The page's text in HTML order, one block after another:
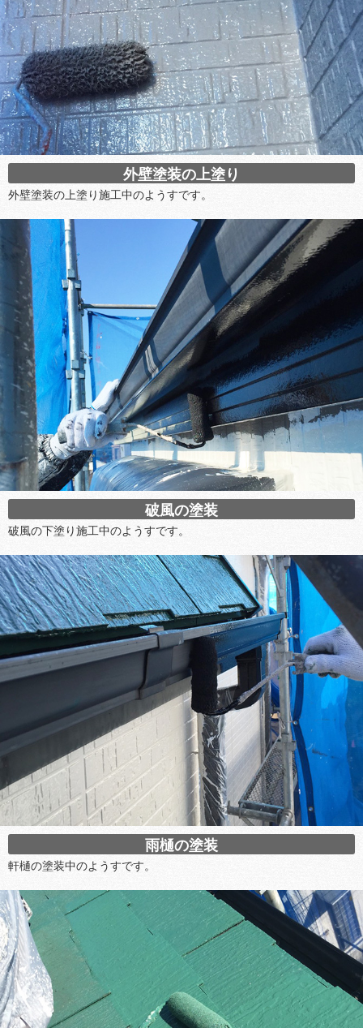
外壁塗装の上塗り
外壁塗装の上塗り施工中のようすです。
破風の塗装
破風の下塗り施工中のようすです。
雨樋の塗装
軒樋の塗装中のようすです。